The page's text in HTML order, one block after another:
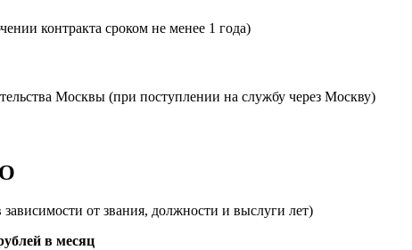
контракта сроком не менее 1 года)
Москвы (при поступлении на службу через Москву)
зависимости от звания, должности и выслуги лет)
в месяц